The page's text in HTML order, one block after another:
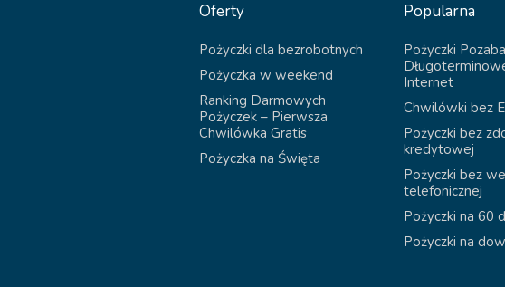
Oferty
Pożyczki dla bezrobotnych
Pożyczka w weekend
Ranking Darmowych
Pożyczek – Pierwsza
Chwilówka Gratis
Pożyczka na Święta
Popularna
Pożyczki
Internet
Chwilówki bez
Pożyczki bez
kredytowej
Pożyczki bez
telefonicznej
Pożyczki na 60
Pożyczki na